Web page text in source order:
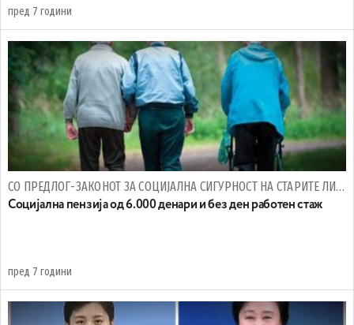
пред 7 години
СО ПРЕДЛОГ-ЗАКОНОТ ЗА СОЦИЈАЛНА СИГУРНОСТ НА СТАРИТЕ ЛИЦА
Социјална пензија од 6.000 денари и без ден работен стаж
пред 7 години